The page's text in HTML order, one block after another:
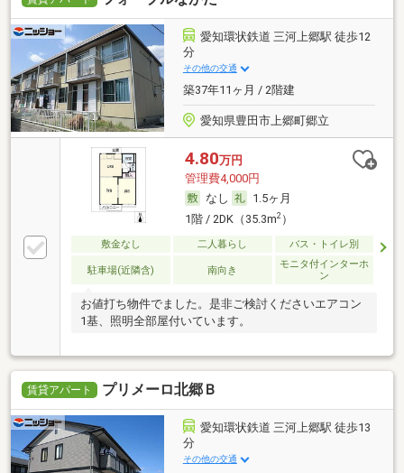
愛知環状鉄道 三河上郷駅 徒歩12
分
その他の交通
築37年11ヶ月 / 2階建
愛知県豊田市上郷町郷立
4.80万円
管理費4,000円
なし
1.5ヶ月
1階 / 2DK（35.3m2）
敷金なし 二人暮らし バス・トイレ別
駐車場(近隣含) 南向き
モニタ付インターホ
ン
お値打ち物件でました。是非ご検討くださいエアコン
1基、照明全部屋付いています。
賃貸アパート プリメーロ北郷Ｂ
愛知環状鉄道 三河上郷駅 徒歩13
分
その他の交通